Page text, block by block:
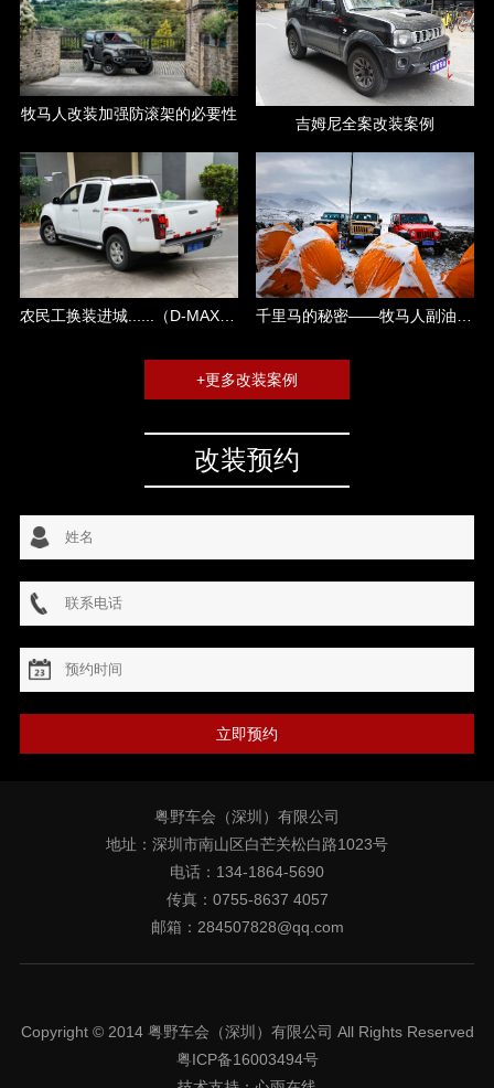
牧马人改装加强防滚架的必要性
吉姆尼全案改装案例
农民工换装进城......（D-MAX改装）
+更多改装案例
改装预约
立即预约
粤野车会（深圳）有限公司
地址：深圳市南山区白芒关松白路1023号
电话：134-1864-5690
传真：0755-8637 4057
邮箱：284507828@qq.com
Copyright © 2014 粤野车会（深圳）有限公司 All Rights Reserved
粤ICP备16003494号